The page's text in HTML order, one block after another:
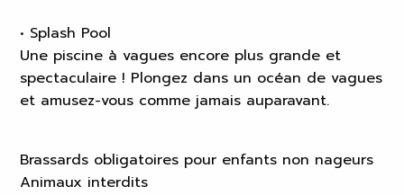
• Splash Pool
Une piscine à vagues encore plus grande et
spectaculaire ! Plongez dans un océan de vagues
et amusez-vous comme jamais auparavant.
Brassards obligatoires pour enfants non nageurs
Animaux interdits